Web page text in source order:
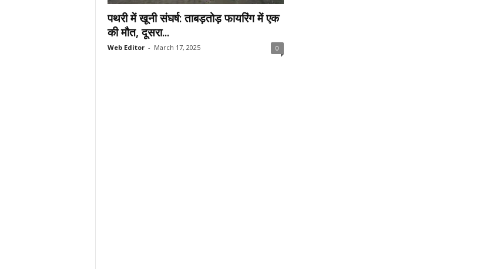
पथरी में खूनी संघर्ष: ताबड़तोड़ फायरिंग में एक
की मौत, दूसरा...
Web Editor - March 17, 2025 0